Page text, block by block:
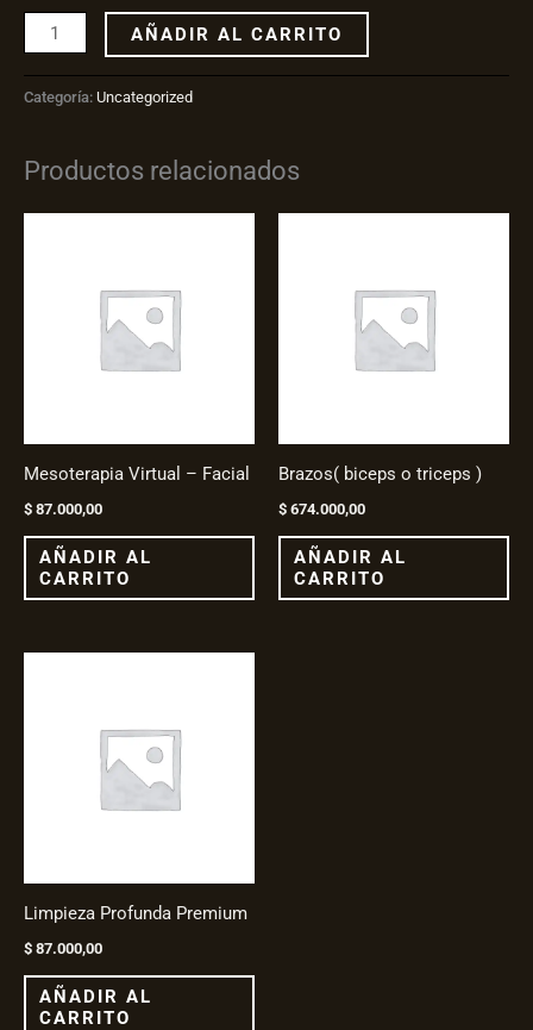
AÑADIR AL CARRITO
Categoría: Uncategorized
Productos relacionados
Mesoterapia Virtual – Facial
$ 87.000,00
AÑADIR AL
CARRITO
Brazos( biceps o triceps )
$ 674.000,00
AÑADIR AL
CARRITO
Limpieza Profunda Premium
$ 87.000,00
AÑADIR AL
CARRITO